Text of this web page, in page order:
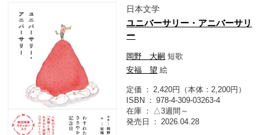
日本文学
ユニバーサリー・アニバーサリ
ー
岡野 大嗣 短歌
安福 望 絵
定価
2,420円（本体：2,200円）
ISBN
978-4-309-03263-4
在庫
△3週間～
発売日
2026.04.28